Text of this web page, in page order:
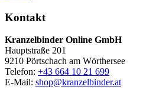
Kontakt
Kranzelbinder Online GmbH
Hauptstraße 201
9210 Pörtschach am Wörthersee
Telefon: +43 664 10 21 699
E-Mail: shop@kranzelbinder.at